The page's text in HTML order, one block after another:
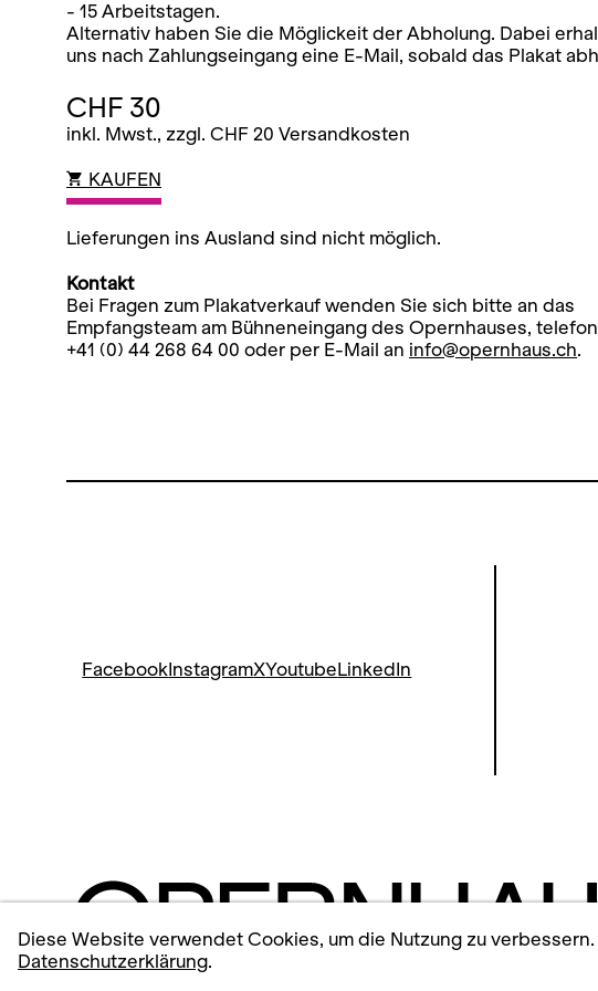
- 15 Arbeitstagen.
Alternativ haben Sie die Möglickeit der Abholung. Dabei
uns nach Zahlungseingang eine E-Mail, sobald das Plakat
CHF 30
inkl. Mwst., zzgl. CHF 20 Versandkosten
KAUFEN
Lieferungen ins Ausland sind nicht möglich.
Kontakt
Bei Fragen zum Plakatverkauf wenden Sie sich bitte an das
Empfangsteam am Bühneneingang des Opernhauses,
+41 (0) 44 268 64 00 oder per E-Mail an info@opernhaus.ch.
FacebookInstagramXYoutubeLinkedIn
Diese Website verwendet Cookies, um die Nutzung zu
Datenschutzerklärung.